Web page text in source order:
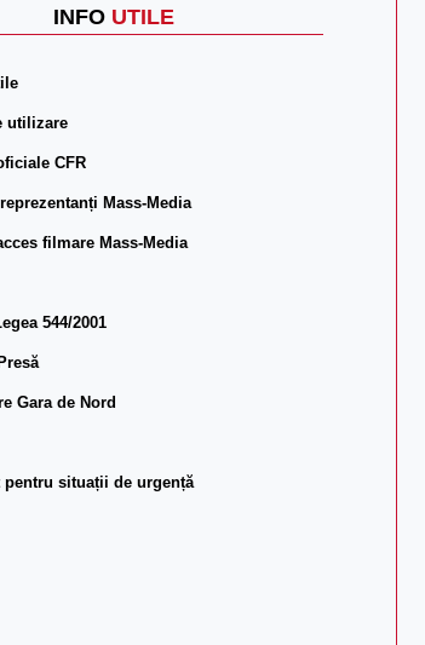
INFO UTILE
utilizare
CFR
Mass-Media
filmare Mass-Media
544/2001
Gara de Nord
situații de urgență